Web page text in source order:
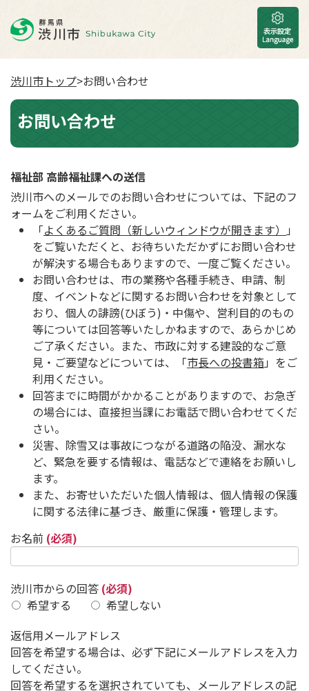
渋川市トップ>お問い合わせ
お問い合わせ
福祉部 高齢福祉課への送信
渋川市へのメールでのお問い合わせについては、下記のフ
ォームをご利用ください。
「よくあるご質問（新しいウィンドウが開きます）
」
をご覧いただくと、お待ちいただかずにお問い合わせ
が解決する場合もありますので、一度ご覧ください。
お問い合わせは、市の業務や各種手続き、申請、制
度、イベントなどに関するお問い合わせを対象として
おり、個人の誹謗(ひぼう)・中傷や、営利目的のもの
等については回答等いたしかねますので、あらかじめ
ご了承ください。また、市政に対する建設的なご意
見・ご要望などについては、「市長への投書箱」をご
利用ください。
回答までに時間がかかることがありますので、お急ぎ
の場合には、直接担当課にお電話で問い合わせてくだ
さい。
災害、除雪又は事故につながる道路の陥没、漏水な
ど、緊急を要する情報は、電話などで連絡をお願いし
ます。
また、お寄せいただいた個人情報は、個人情報の保護
に関する法律に基づき、厳重に保護・管理します。
お名前 (必須)
渋川市からの回答 (必須)
希望する
希望しない
返信用メールアドレス
回答を希望する場合は、必ず下記にメールアドレスを入力
してください。
回答を希望するを選択されていても、メールアドレスの記